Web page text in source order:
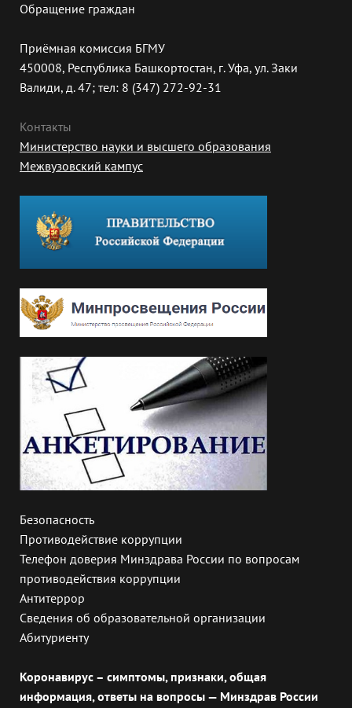
Обращение граждан
Приёмная комиссия БГМУ
450008, Республика Башкортостан, г. Уфа, ул. Заки
Валиди, д. 47; тел: 8 (347) 272-92-31
Контакты
Министерство науки и высшего образования
Межвузовский кампус
Безопасность
Противодействие коррупции
Телефон доверия Минздрава России по вопросам
противодействия коррупции
Антитеррор
Сведения об образовательной организации
Абитуриенту
Коронавирус – симптомы, признаки, общая
информация, ответы на вопросы — Минздрав России